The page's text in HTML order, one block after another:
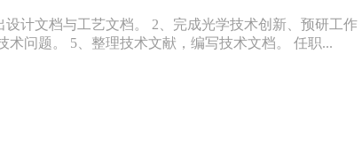
计文档与工艺文档。 2、完成光学技术创新、预研工
问题。 5、整理技术文献，编写技术文档。 任职...